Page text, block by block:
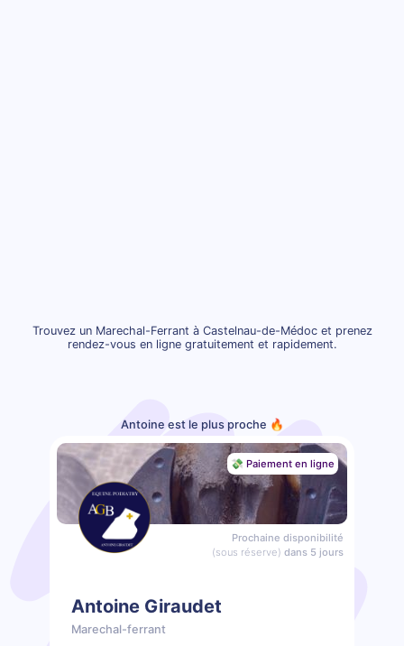
Trouvez un Marechal-Ferrant à Castelnau-de-Médoc et prenez
rendez-vous en ligne gratuitement et rapidement.
Antoine est le plus proche 🔥
💸 Paiement en ligne
Prochaine disponibilité
(sous réserve) dans 5 jours
Antoine Giraudet
Marechal-ferrant